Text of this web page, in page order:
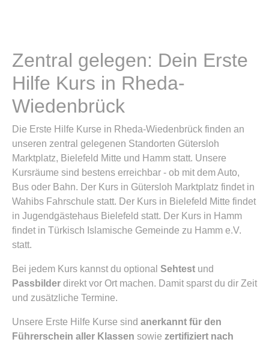
Zentral gelegen: Dein Erste
Hilfe Kurs in Rheda-
Wiedenbrück
Die Erste Hilfe Kurse in Rheda-Wiedenbrück finden an
unseren zentral gelegenen Standorten Gütersloh
Marktplatz, Bielefeld Mitte und Hamm statt. Unsere
Kursräume sind bestens erreichbar - ob mit dem Auto,
Bus oder Bahn. Der Kurs in Gütersloh Marktplatz findet in
Wahibs Fahrschule statt. Der Kurs in Bielefeld Mitte findet
in Jugendgästehaus Bielefeld statt. Der Kurs in Hamm
findet in Türkisch Islamische Gemeinde zu Hamm e.V.
statt.
Bei jedem Kurs kannst du optional Sehtest und
Passbilder direkt vor Ort machen. Damit sparst du dir Zeit
und zusätzliche Termine.
Unsere Erste Hilfe Kurse sind anerkannt für den
Führerschein aller Klassen sowie zertifiziert nach